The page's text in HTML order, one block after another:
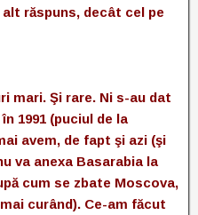
răspuns, decât cel pe
mari. Şi rare. Ni s-au dat
1991 (puciul de la
avem, de fapt şi azi (şi
va anexa Basarabia la
cum se zbate Moscova,
curând). Ce-am făcut